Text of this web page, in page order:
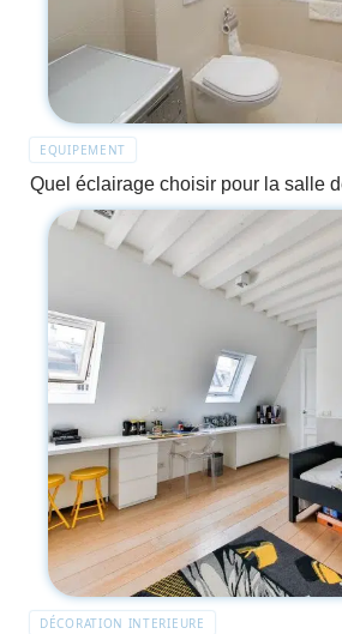
EQUIPEMENT
Quel éclairage choisir pour la salle
DÉCORATION INTERIEURE